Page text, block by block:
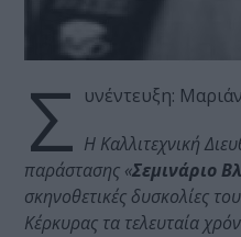
Σ υνέντευξη:
Η Καλλιτεχνική
παράστασης «Σεμινάριο
σκηνοθετικές δυσκολίες
Κέρκυρας τα τελευταία